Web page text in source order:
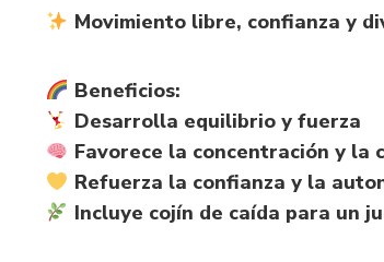
Movimiento libre, confianza y
Beneficios:
Desarrolla equilibrio y fuerza
Favorece la concentración y la
Refuerza la confianza y la
Incluye cojín de caída para un